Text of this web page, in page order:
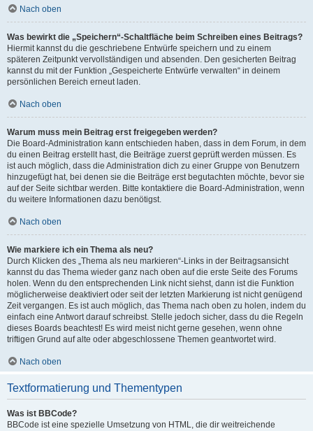
Nach oben
Was bewirkt die „Speichern“-Schaltfläche beim Schreiben eines Beitrags?
Hiermit kannst du die geschriebene Entwürfe speichern und zu einem
späteren Zeitpunkt vervollständigen und absenden. Den gesicherten Beitrag
kannst du mit der Funktion „Gespeicherte Entwürfe verwalten“ in deinem
persönlichen Bereich erneut laden.
Nach oben
Warum muss mein Beitrag erst freigegeben werden?
Die Board-Administration kann entschieden haben, dass in dem Forum, in dem
du einen Beitrag erstellt hast, die Beiträge zuerst geprüft werden müssen. Es
ist auch möglich, dass die Administration dich zu einer Gruppe von Benutzern
hinzugefügt hat, bei denen sie die Beiträge erst begutachten möchte, bevor sie
auf der Seite sichtbar werden. Bitte kontaktiere die Board-Administration, wenn
du weitere Informationen dazu benötigst.
Nach oben
Wie markiere ich ein Thema als neu?
Durch Klicken des „Thema als neu markieren“-Links in der Beitragsansicht
kannst du das Thema wieder ganz nach oben auf die erste Seite des Forums
holen. Wenn du den entsprechenden Link nicht siehst, dann ist die Funktion
möglicherweise deaktiviert oder seit der letzten Markierung ist nicht genügend
Zeit vergangen. Es ist auch möglich, das Thema nach oben zu holen, indem du
einfach eine Antwort darauf schreibst. Stelle jedoch sicher, dass du die Regeln
dieses Boards beachtest! Es wird meist nicht gerne gesehen, wenn ohne
triftigen Grund auf alte oder abgeschlossene Themen geantwortet wird.
Nach oben
Textformatierung und Thementypen
Was ist BBCode?
BBCode ist eine spezielle Umsetzung von HTML, die dir weitreichende